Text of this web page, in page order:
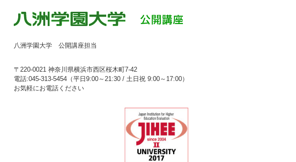
八洲学園大学 公開講座担当
〒220-0021 神奈川県横浜市西区桜木町7-42
電話:045-313-5454（平日9:00～21:30 / 土日祝 9:00～17:00）
お気軽にお電話ください